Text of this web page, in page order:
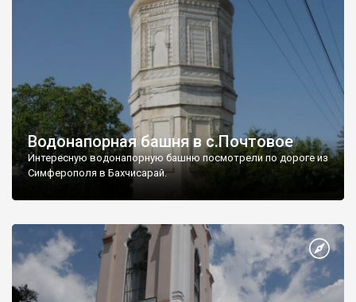
Водонапорная башня в с.Почтовое
Интересную водонапорную башню посмотрели по дороге из
Симферополя в Бахчисарай.